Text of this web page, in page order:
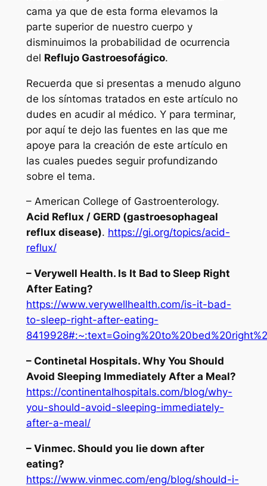
cama ya que de esta forma elevamos la
parte superior de nuestro cuerpo y
disminuimos la probabilidad de ocurrencia
del Reflujo Gastroesofágico.
Recuerda que si presentas a menudo alguno
de los síntomas tratados en este artículo no
dudes en acudir al médico. Y para terminar,
por aquí te dejo las fuentes en las que me
apoye para la creación de este artículo en
las cuales puedes seguir profundizando
sobre el tema.
– American College of Gastroenterology.
Acid Reflux / GERD (gastroesophageal
reflux disease). https://gi.org/topics/acid-
reflux/
– Verywell Health. Is It Bad to Sleep Right
After Eating?
https://www.verywellhealth.com/is-it-bad-
to-sleep-right-after-eating-
– Continetal Hospitals. Why You Should
Avoid Sleeping Immediately After a Meal?
https://continentalhospitals.com/blog/why-
you-should-avoid-sleeping-immediately-
after-a-meal/
– Vinmec. Should you lie down after
eating?
https://www.vinmec.com/eng/blog/should-i-